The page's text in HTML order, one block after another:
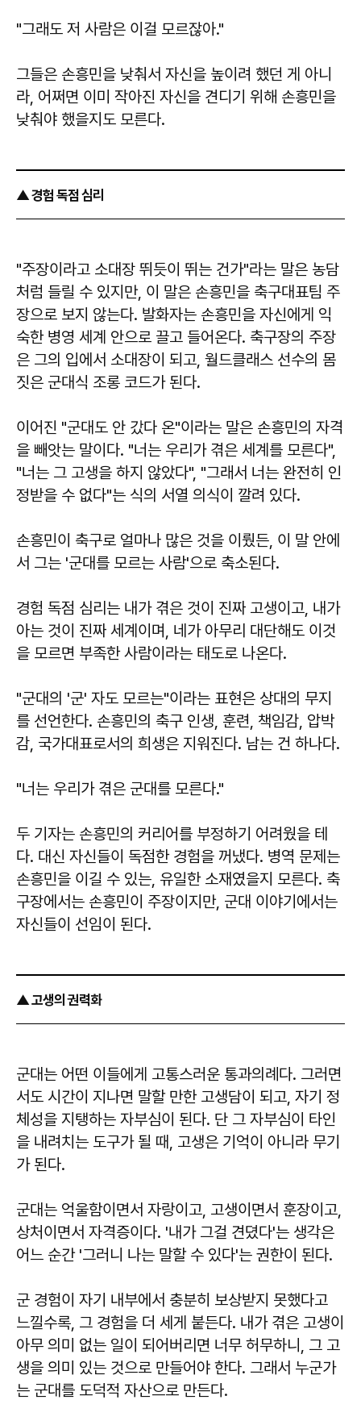
"그래도 저 사람은 이걸 모르잖아."
그들은 손흥민을 낮춰서 자신을 높이려 했던 게 아니
라, 어쩌면 이미 작아진 자신을 견디기 위해 손흥민을
낮춰야 했을지도 모른다.
▲ 경험 독점 심리
"주장이라고 소대장 뛰듯이 뛰는 건가"라는 말은 농담
처럼 들릴 수 있지만, 이 말은 손흥민을 축구대표팀 주
장으로 보지 않는다. 발화자는 손흥민을 자신에게 익
숙한 병영 세계 안으로 끌고 들어온다. 축구장의 주장
은 그의 입에서 소대장이 되고, 월드클래스 선수의 몸
짓은 군대식 조롱 코드가 된다.
이어진 "군대도 안 갔다 온"이라는 말은 손흥민의 자격
을 빼앗는 말이다. "너는 우리가 겪은 세계를 모른다",
"너는 그 고생을 하지 않았다", "그래서 너는 완전히 인
정받을 수 없다"는 식의 서열 의식이 깔려 있다.
손흥민이 축구로 얼마나 많은 것을 이뤘든, 이 말 안에
서 그는 '군대를 모르는 사람'으로 축소된다.
경험 독점 심리는 내가 겪은 것이 진짜 고생이고, 내가
아는 것이 진짜 세계이며, 네가 아무리 대단해도 이것
을 모르면 부족한 사람이라는 태도로 나온다.
"군대의 '군' 자도 모르는"이라는 표현은 상대의 무지
를 선언한다. 손흥민의 축구 인생, 훈련, 책임감, 압박
감, 국가대표로서의 희생은 지워진다. 남는 건 하나다.
"너는 우리가 겪은 군대를 모른다."
두 기자는 손흥민의 커리어를 부정하기 어려웠을 테
다. 대신 자신들이 독점한 경험을 꺼냈다. 병역 문제는
손흥민을 이길 수 있는, 유일한 소재였을지 모른다. 축
구장에서는 손흥민이 주장이지만, 군대 이야기에서는
자신들이 선임이 된다.
▲ 고생의 권력화
군대는 어떤 이들에게 고통스러운 통과의례다. 그러면
서도 시간이 지나면 말할 만한 고생담이 되고, 자기 정
체성을 지탱하는 자부심이 된다. 단 그 자부심이 타인
을 내려치는 도구가 될 때, 고생은 기억이 아니라 무기
가 된다.
군대는 억울함이면서 자랑이고, 고생이면서 훈장이고,
상처이면서 자격증이다. '내가 그걸 견뎠다'는 생각은
어느 순간 '그러니 나는 말할 수 있다'는 권한이 된다.
군 경험이 자기 내부에서 충분히 보상받지 못했다고
느낄수록, 그 경험을 더 세게 붙든다. 내가 겪은 고생이
아무 의미 없는 일이 되어버리면 너무 허무하니, 그 고
생을 의미 있는 것으로 만들어야 한다. 그래서 누군가
는 군대를 도덕적 자산으로 만든다.